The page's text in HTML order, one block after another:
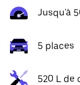
Jusqu'à
5 places
520 L de